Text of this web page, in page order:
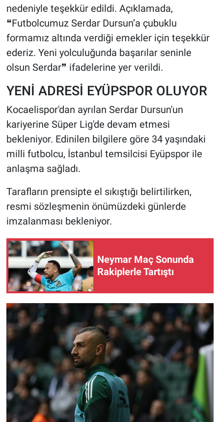
nedeniyle teşekkür edildi. Açıklamada,
❝Futbolcumuz Serdar Dursun’a çubuklu
formamız altında verdiği emekler için teşekkür
ederiz. Yeni yolculuğunda başarılar seninle
olsun Serdar❞ ifadelerine yer verildi.
YENİ ADRESİ EYÜPSPOR OLUYOR
Kocaelispor'dan ayrılan Serdar Dursun'un
kariyerine Süper Lig'de devam etmesi
bekleniyor. Edinilen bilgilere göre 34 yaşındaki
milli futbolcu, İstanbul temsilcisi Eyüpspor ile
anlaşma sağladı.
Tarafların prensipte el sıkıştığı belirtilirken,
resmi sözleşmenin önümüzdeki günlerde
imzalanması bekleniyor.
Neymar Maç Sonunda
Rakiplerle Tartıştı
ÇEVRE
HABERDE İNSAN
POLİTİKA
SPOR
MAGAZİN
Bilim, Teknoloji